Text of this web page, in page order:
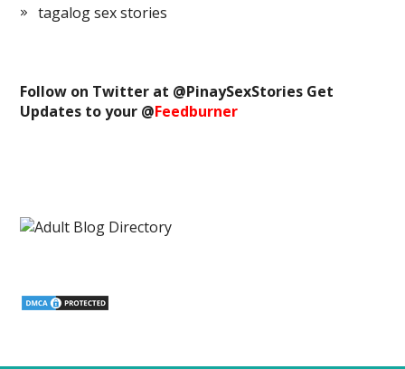
tagalog sex stories
Follow on Twitter at @PinaySexStories Get
Updates to your @Feedburner